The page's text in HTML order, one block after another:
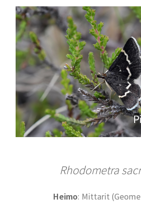
Rhodometra
Heimo: Mittarit